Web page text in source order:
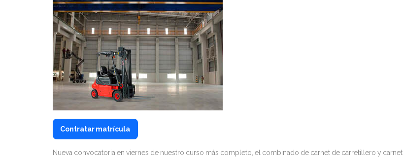
Contratar matrícula
Nueva convocatoria en viernes de nuestro curso más completo, el combinado de carnet de carretillero y